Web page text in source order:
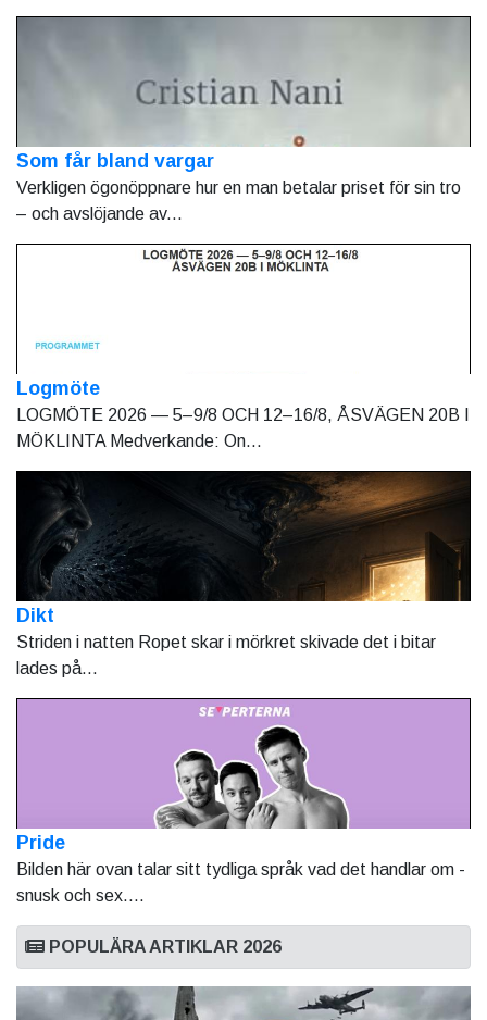
Som får bland vargar
Verkligen ögonöppnare hur en man betalar priset för sin tro
– och avslöjande av...
Logmöte
LOGMÖTE 2026 — 5–9/8 OCH 12–16/8, ÅSVÄGEN 20B I
MÖKLINTA Medverkande: On...
Dikt
Striden i natten Ropet skar i mörkret skivade det i bitar
lades på...
Pride
Bilden här ovan talar sitt tydliga språk vad det handlar om -
snusk och sex....
POPULÄRA ARTIKLAR 2026